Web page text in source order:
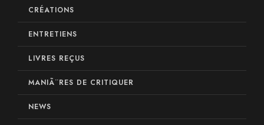
CRÉATIONS
ENTRETIENS
LIVRES REÇUS
MANIÃ¨RES DE CRITIQUER
NEWS